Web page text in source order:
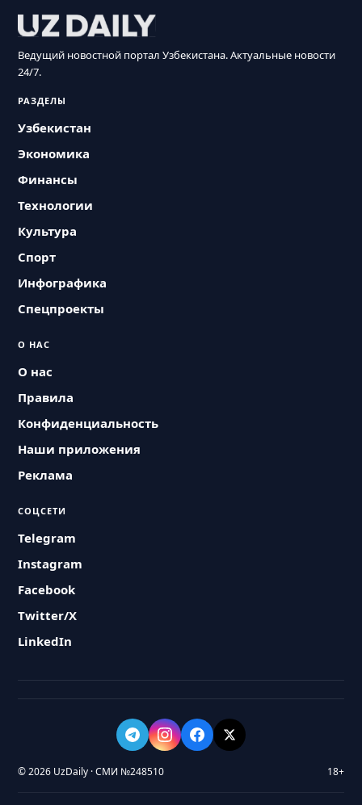
Ведущий новостной портал Узбекистана. Актуальные новости
24/7.
РАЗДЕЛЫ
Узбекистан
Экономика
Финансы
Технологии
Культура
Спорт
Инфографика
Спецпроекты
О НАС
О нас
Правила
Конфиденциальность
Наши приложения
Реклама
СОЦСЕТИ
Telegram
Instagram
Facebook
Twitter/X
LinkedIn
© 2026 UzDaily · СМИ №248510 18+